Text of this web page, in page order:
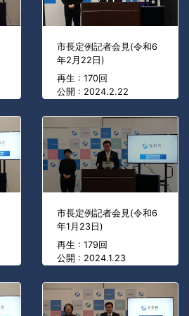
市長定例記者会見(令和6
年2月22日)
再生 : 170回
公開 : 2024.2.22
市長定例記者会見(令和6
年1月23日)
再生 : 179回
公開 : 2024.1.23